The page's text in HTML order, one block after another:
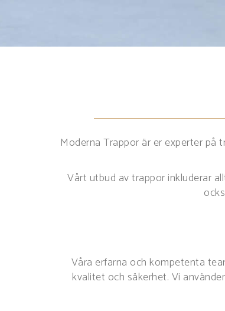
Moderna Trappor är er experter
Vårt utbud av trappor inkluderar
Våra erfarna och kompetenta
kvalitet och säkerhet. Vi